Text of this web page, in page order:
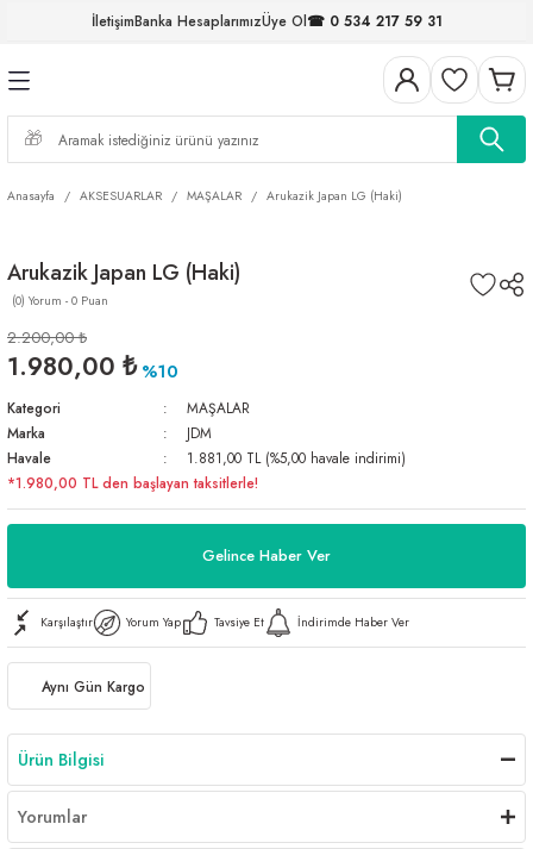
İletişimBanka HesaplarımızÜye Ol☎ 0 534 217 59 31
Geri Dön
Geri Dön
Geri Dön
Geri Dön
FIRDÖNDÜLER
Geri Dön
Geri Dön
Geri Dön
Geri Dön
Anasayfa AKSESUARLAR MAŞALAR Arukazik Japan LG (Haki)
Arukazik Japan LG (Haki)
(0) Yorum - 0 Puan
2.200,00 ₺
1.980,00 ₺ %10
Kategori
MAŞALAR
Marka
JDM
Havale
1.881,00 TL (%5,00 havale indirimi)
*1.980,00 TL den başlayan taksitlerle!
Gelince Haber Ver
Karşılaştır Yorum Yap Tavsiye Et İndirimde Haber Ver
Aynı Gün Kargo
Ürün Bilgisi
Yorumlar